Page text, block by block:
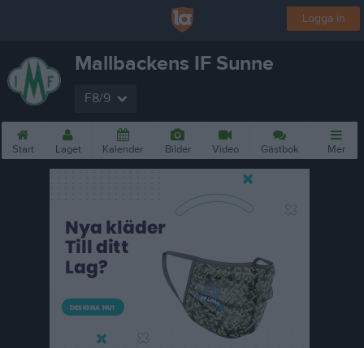
Logga in
Mallbackens IF Sunne
F8/9
Start Laget Kalender Bilder Video Gästbok Mer